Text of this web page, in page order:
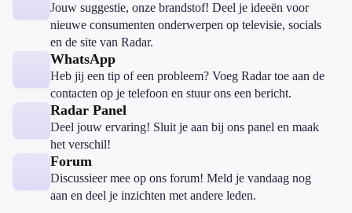
Jouw suggestie, onze brandstof! Deel je ideeën voor
nieuwe consumenten onderwerpen op televisie, socials
en de site van Radar.
WhatsApp
Heb jij een tip of een probleem? Voeg Radar toe aan de
contacten op je telefoon en stuur ons een bericht.
Radar Panel
Deel jouw ervaring! Sluit je aan bij ons panel en maak
het verschil!
Forum
Discussieer mee op ons forum! Meld je vandaag nog
aan en deel je inzichten met andere leden.